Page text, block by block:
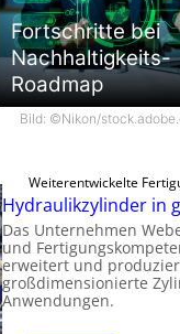
Fortschritte bei
Nachhaltigkeits-
Roadmap
Bild: ©Nikon/
Weiterentwickelte
Hydraulikzylinder in
Das Unternehmen
und
erweitert und
großdimensionierte
Anwendungen.